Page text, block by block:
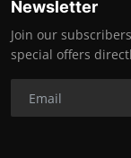
Newsletter
Join our
special offers